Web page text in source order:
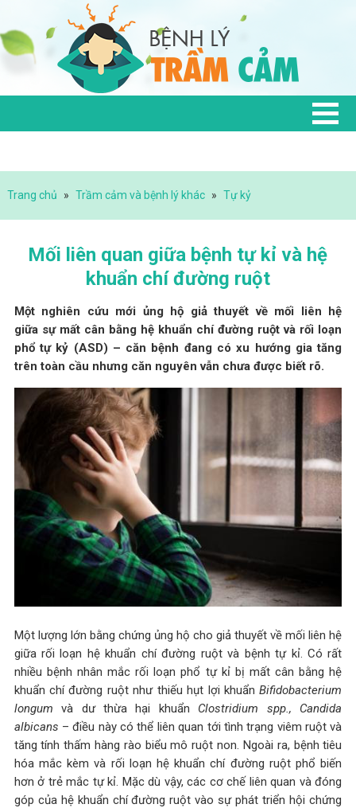
Trang chủ » Trầm cảm và bệnh lý khác » Tự kỷ
Mối liên quan giữa bệnh tự kỉ và hệ
khuẩn chí đường ruột
Một nghiên cứu mới ủng hộ giả thuyết về mối liên hệ
giữa sự mất cân bằng hệ khuẩn chí đường ruột và rối loạn
phổ tự kỷ (ASD) – căn bệnh đang có xu hướng gia tăng
trên toàn cầu nhưng căn nguyên vẫn chưa được biết rõ.
Một lượng lớn bằng chứng ủng hộ cho giả thuyết về mối liên hệ
giữa rối loạn hệ khuẩn chí đường ruột và bệnh tự kỉ. Có rất
nhiều bệnh nhân mắc rối loạn phổ tự kỉ bị mất cân bằng hệ
khuẩn chí đường ruột như thiếu hụt lợi khuẩnBifidobacterium
longum và dư thừa hại khuẩn Clostridium spp., Candida
albicans – điều này có thể liên quan tới tình trạng viêm ruột và
tăng tính thấm hàng rào biểu mô ruột non. Ngoài ra, bệnh tiêu
hóa mắc kèm và rối loạn hệ khuẩn chí đường ruột phổ biến
hơn ở trẻ mắc tự kỉ. Mặc dù vậy, các cơ chế liên quan và đóng
góp của hệ khuẩn chí đường ruột vào sự phát triển hội chứng